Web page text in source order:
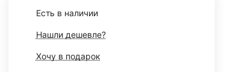
Есть в наличии
Нашли дешевле?
Хочу в подарок